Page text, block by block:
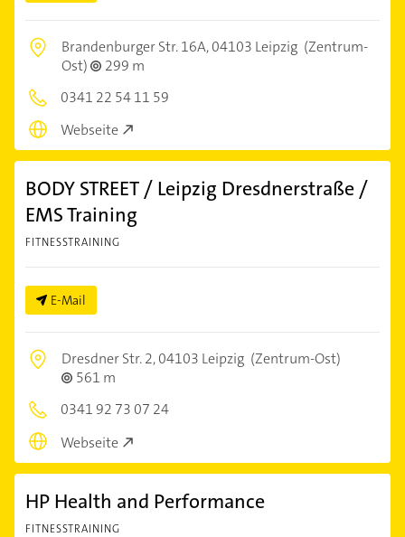
Brandenburger Str. 16A,04103 Leipzig (Zentrum-
Ost)
299 m
0341 22 54 11 59
Webseite
BODY STREET / Leipzig Dresdnerstraße /
EMS Training
FITNESSTRAINING
E-Mail
Dresdner Str. 2,04103 Leipzig (Zentrum-Ost)
561 m
0341 92 73 07 24
Webseite
HP Health and Performance
FITNESSTRAINING